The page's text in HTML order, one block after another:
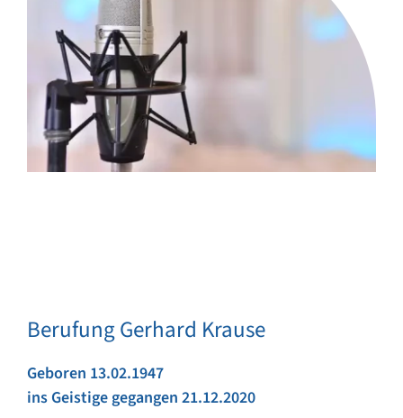
Berufung Gerhard Krause
Geboren 13.02.1947
ins Geistige gegangen 21.12.2020